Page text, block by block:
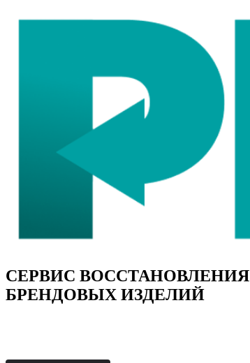
СЕРВИС ВОССТАНОВЛЕНИЯ
БРЕНДОВЫХ ИЗДЕЛИЙ